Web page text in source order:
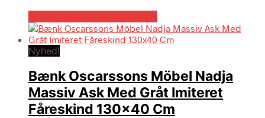
Nyhed!
Bænk Oscarssons Möbel Nadja
Massiv Ask Med Gråt Imiteret
Fåreskind 130×40 Cm